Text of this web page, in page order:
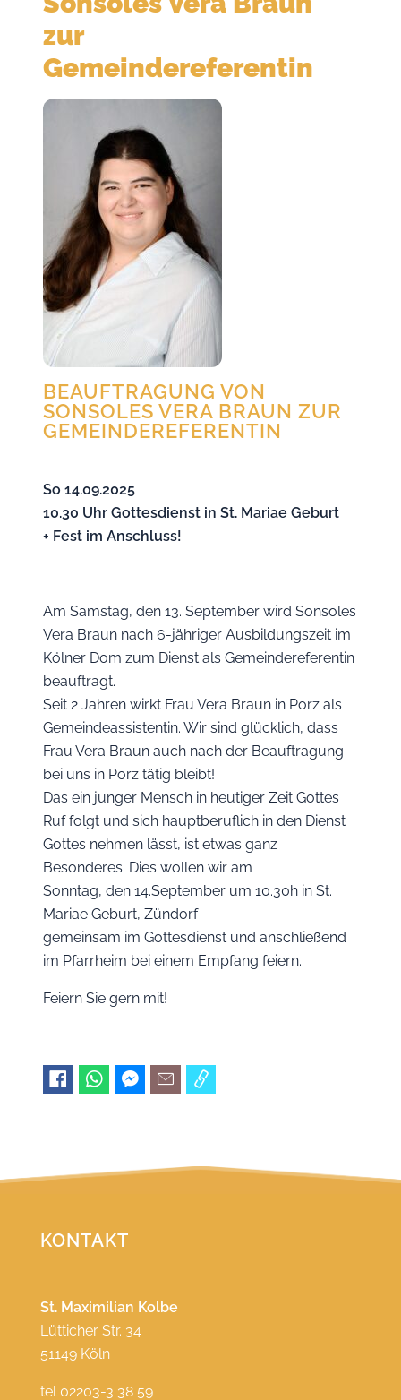
zur
Gemeindereferentin
BEAUFTRAGUNG VON
SONSOLES VERA BRAUN ZUR
GEMEINDEREFERENTIN
So 14.09.2025
10.30 Uhr Gottesdienst in St. Mariae Geburt
+ Fest im Anschluss!
Am Samstag, den 13. September wird Sonsoles
Vera Braun nach 6-jähriger Ausbildungszeit im
Kölner Dom zum Dienst als Gemeindereferentin
beauftragt.
Seit 2 Jahren wirkt Frau Vera Braun in Porz als
Gemeindeassistentin. Wir sind glücklich, dass
Frau Vera Braun auch nach der Beauftragung
bei uns in Porz tätig bleibt!
Das ein junger Mensch in heutiger Zeit Gottes
Ruf folgt und sich hauptberuflich in den Dienst
Gottes nehmen lässt, ist etwas ganz
Besonderes. Dies wollen wir am
Sonntag, den 14.September um 10.30h in St.
Mariae Geburt, Zündorf
gemeinsam im Gottesdienst und anschließend
im Pfarrheim bei einem Empfang feiern.
Feiern Sie gern mit!
KONTAKT
St. Maximilian Kolbe
Lütticher Str. 34
51149 Köln
tel 02203-3 38 59